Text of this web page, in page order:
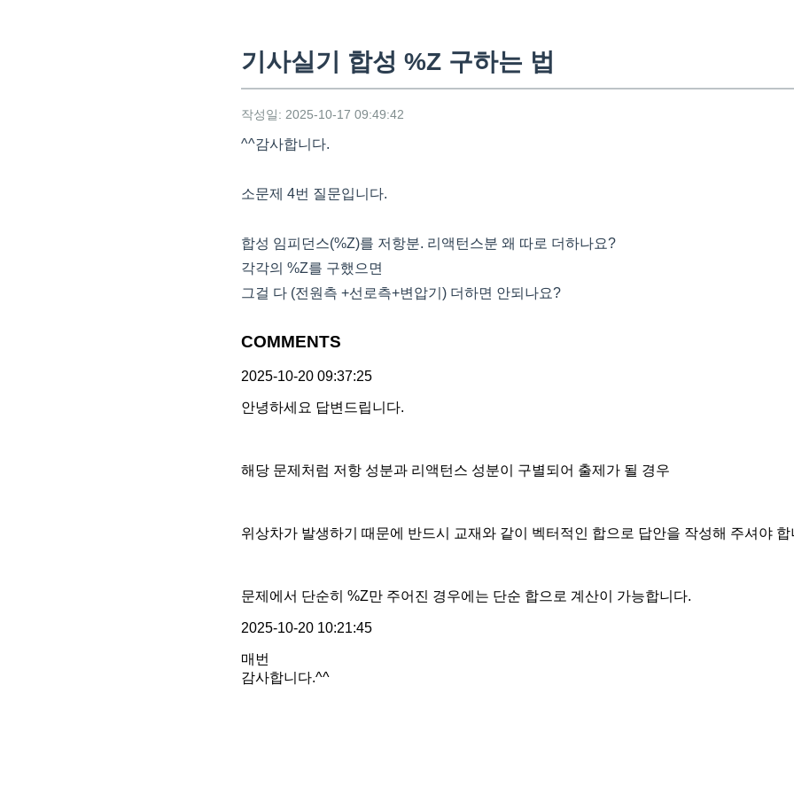
기사실기 합성 %Z 구하는 법
작성일: 2025-10-17 09:49:42
^^감사합니다.
소문제 4번 질문입니다.
합성 임피던스(%Z)를 저항분. 리액턴스분 왜 따로 더하나요?
각각의 %Z를 구했으면
그걸 다 (전원측 +선로측+변압기) 더하면 안되나요?
COMMENTS
2025-10-20 09:37:25
안녕하세요 답변드립니다.
해당 문제처럼 저항 성분과 리액턴스 성분이 구별되어 출제가 될 경우
위상차가 발생하기 때문에 반드시 교재와 같이 벡터적인 합으로 답안을 작성해 주셔야 합
문제에서 단순히 %Z만 주어진 경우에는 단순 합으로 계산이 가능합니다.
2025-10-20 10:21:45
매번
감사합니다.^^